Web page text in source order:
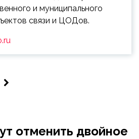
и муниципального
связи и ЦОДов.
отменить двойное